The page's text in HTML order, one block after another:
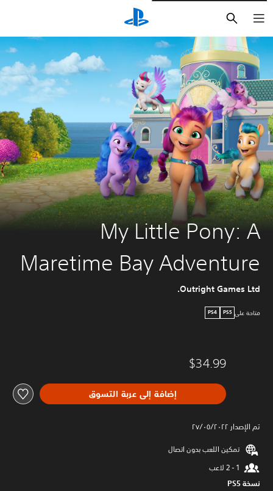
My Little Pony: A
Maretime Bay Adventure
Outright Games Ltd.
متاحة على PS5
PS4
$34.99
إضافة إلى عربة التسوق
تم الإصدار ٢٧/٠٥/٢٠٢٢
تمكين اللعب بدون اتصال
نسخة PS5‏